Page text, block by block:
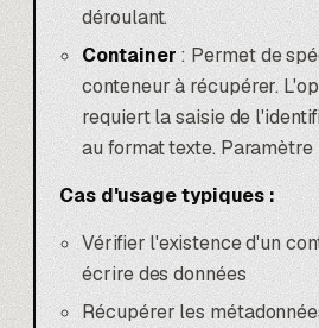
déroulant.
Container : Permet de
conteneur à récupérer.
requiert la saisie de
au format texte. Paramètre
Cas d'usage typiques :
Vérifier l'existence d'un
écrire des données
Récupérer les